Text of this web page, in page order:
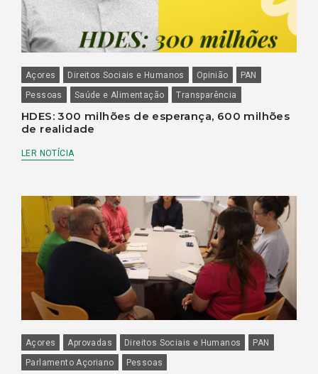
Açores Direitos Sociais e Humanos Opinião
PAN
Pessoas
Saúde e Alimentação Transparência
HDES: 300 milhões de esperança, 600 milhões
de realidade
LER NOTÍCIA
Açores Aprovadas Direitos Sociais e Humanos
PAN
Parlamento Açoriano
Pessoas